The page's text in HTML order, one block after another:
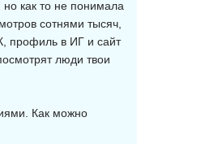
как то не понимала
сотнями тысяч,
профиль в ИГ и сайт
люди твои
Как можно